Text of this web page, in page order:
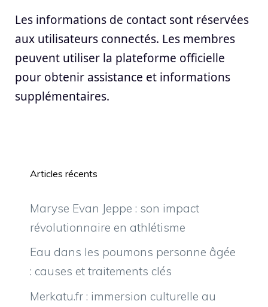
Les informations de contact sont réservées
aux utilisateurs connectés. Les membres
peuvent utiliser la plateforme officielle
pour obtenir assistance et informations
supplémentaires.
Articles récents
Maryse Evan Jeppe : son impact
révolutionnaire en athlétisme
Eau dans les poumons personne âgée
: causes et traitements clés
Merkatu.fr : immersion culturelle au